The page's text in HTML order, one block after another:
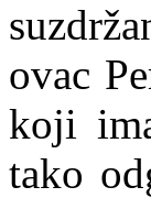
ovac
koji
tako